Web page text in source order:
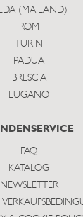
(MAILAND)
ROM
TURIN
PADUA
BRESCIA
LUGANO
FAQ
KATALOG
NEWSLETTER